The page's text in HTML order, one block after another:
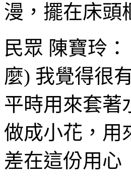
漫，擺在床頭
民眾 陳寶玲
麼) 我覺得很
平時用來套著
做成小花，用
差在這份用心